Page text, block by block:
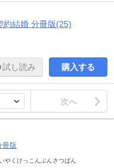
約結婚 分冊版(25)
試し読み 購入する
次へ
冊版
やくけっこんぶんさつばん